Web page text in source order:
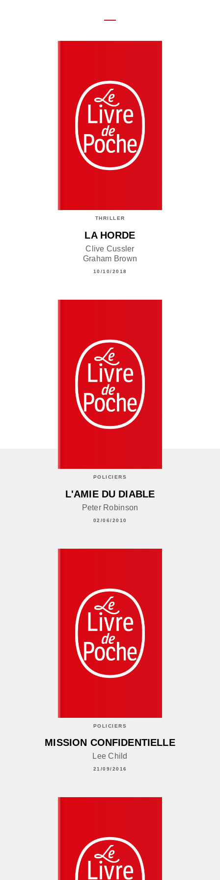
THRILLER
LA HORDE
Clive Cussler
Graham Brown
10/10/2018
POLICIERS
L'AMIE DU DIABLE
Peter Robinson
02/06/2010
POLICIERS
MISSION CONFIDENTIELLE
Lee Child
21/09/2016